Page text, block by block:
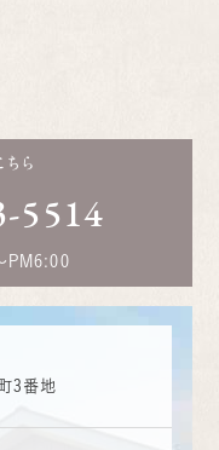
ら
5514
PM6:00
3番地